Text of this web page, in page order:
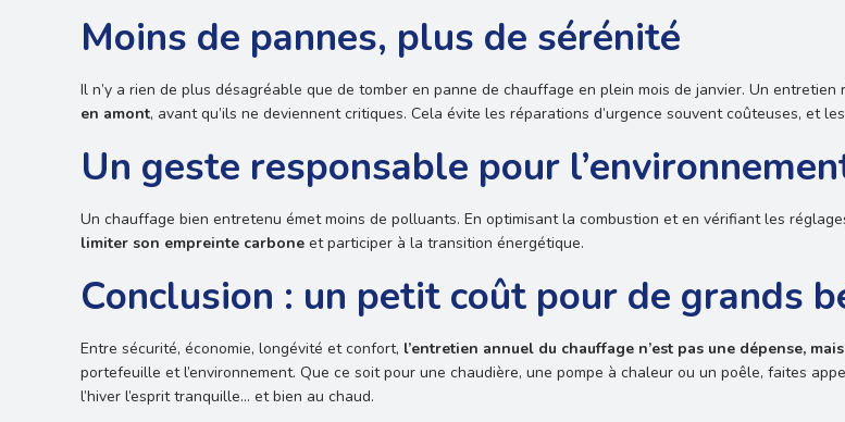
Moins de pannes, plus de sérénité
Il n’y a rien de plus désagréable que de tomber en panne de chauffage en plein mois de janvier. Un entretien
en amont, avant qu’ils ne deviennent critiques. Cela évite les réparations d’urgence souvent coûteuses, et
Un geste responsable pour
Un chauffage bien entretenu émet moins de polluants. En optimisant la combustion et en vérifiant les
limiter son empreinte carbone et participer à la transition énergétique.
Conclusion : un petit coût pour de grands
Entre sécurité, économie, longévité et confort, l’entretien annuel du chauffage n’est pas une dépense,
portefeuille et l’environnement. Que ce soit pour une chaudière, une pompe à chaleur ou un poêle, faites
l’hiver l’esprit tranquille… et bien au chaud.